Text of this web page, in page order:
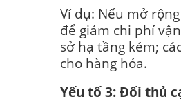
Ví dụ: Nếu mở
để giảm chi phí
sở hạ tầng kém;
cho hàng hóa.
Yếu tố 3: Đối thủ